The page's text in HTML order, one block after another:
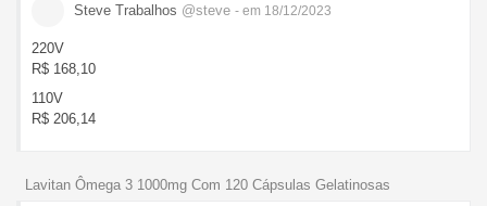
Steve Trabalhos @steve - em 18/12/2023
220V
R$ 168,10
110V
R$ 206,14
Lavitan Ômega 3 1000mg Com 120 Cápsulas Gelatinosas